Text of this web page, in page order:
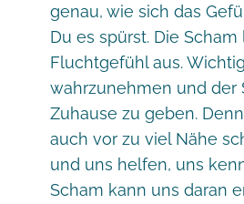
genau, wie sich das
Du es spürst. Die
Fluchtgefühl aus.
wahrzunehmen und der
Zuhause zu geben.
auch vor zu viel Nähe
und uns helfen, uns
Scham kann uns daran